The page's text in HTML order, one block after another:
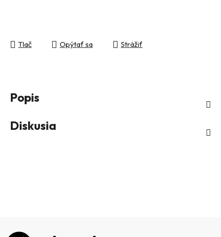
Tlač Opýtať sa Strážiť
Popis
Diskusia